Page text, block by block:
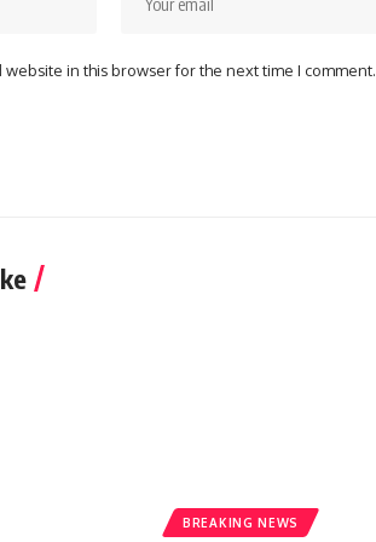
website in this browser for the next time I comment.
BREAKING NEWS